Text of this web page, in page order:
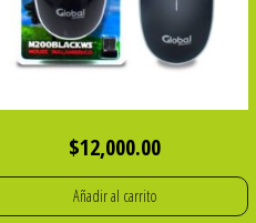
$12,000.00
Añadir al carrito